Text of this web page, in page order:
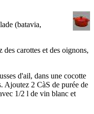
(batavia,
carottes et des oignons,
d'ail, dans une cocotte
Ajoutez 2 CàS de purée de
1/2 l de vin blanc et